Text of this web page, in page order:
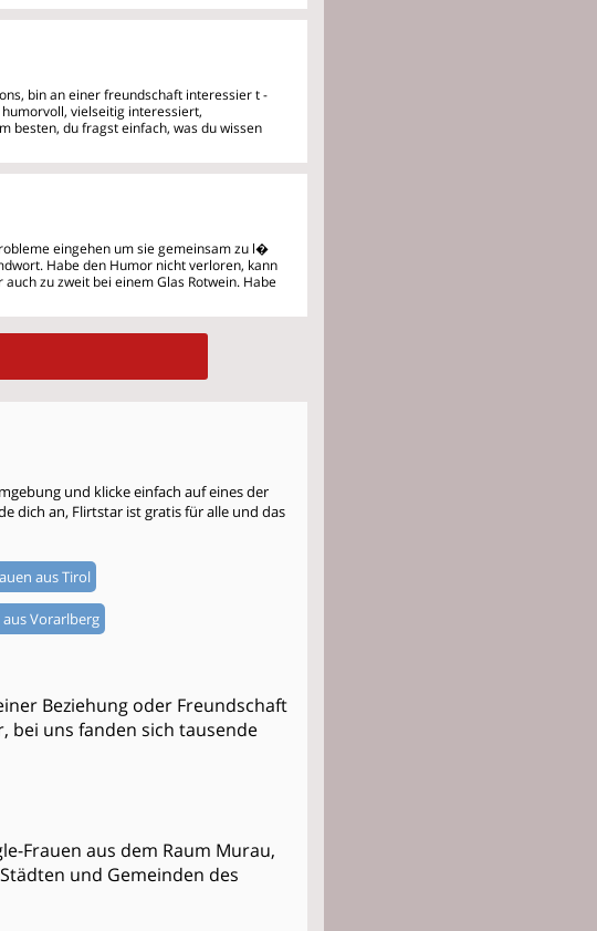
bin an einer freundschaft interessier t -
vielseitig interessiert,
besten, du fragst einfach, was du wissen
eingehen um sie gemeinsam zu l�
Habe den Humor nicht verloren, kann
zu zweit bei einem Glas Rotwein. Habe
und klicke einfach auf eines der
dich an, Flirtstar ist gratis für alle und das
aus Tirol
aus Vorarlberg
Beziehung oder Freundschaft
bei uns fanden sich tausende
Frauen aus dem Raum Murau,
und Gemeinden des